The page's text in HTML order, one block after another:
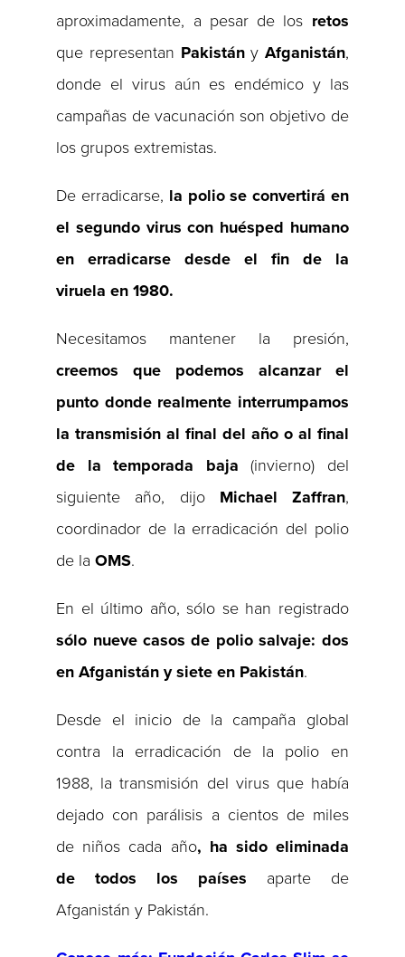
aproximadamente, a pesar de los retos
que representan Pakistány Afganistán,
donde el virus aún es endémico y las
campañas de vacunación son objetivo de
los grupos extremistas.
De erradicarse, la polio se convertirá en
el segundo virus con huésped humano
en erradicarse desde el fin de la
viruela en 1980.
Necesitamos mantener la presión,
creemos que podemos alcanzar el
punto donde realmente interrumpamos
la transmisión al final del año o al final
de la temporada baja (invierno) del
siguiente año, dijo Michael Zaffran,
coordinador de la erradicación del polio
de laOMS.
En el último año, sólo se han registrado
sólo nueve casos de polio salvaje: dos
en Afganistán y siete en Pakistán.
Desde el inicio de la campaña global
contra la erradicación de la polio en
1988, la transmisión del virus que había
dejado con parálisis a cientos de miles
de niños cada año, ha sido eliminada
de todos los países aparte de
Afganistán y Pakistán.